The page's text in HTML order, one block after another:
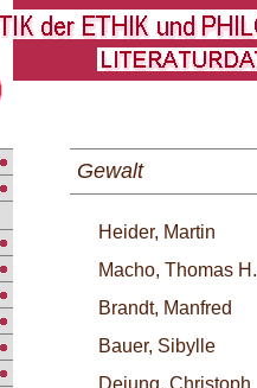
Gewalt
Heider, Martin
Macho, Thomas H.
Brandt, Manfred
Bauer, Sibylle
Dejung, Christoph